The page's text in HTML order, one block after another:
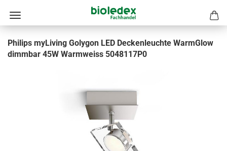
Philips myLiving Golygon LED Deckenleuchte WarmGlow
dimmbar 45W Warmweiss 5048117P0